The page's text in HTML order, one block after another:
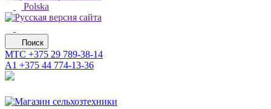
Polska
Поиск
МТС +375 29 789-38-14
А1 +375 44 774-13-36